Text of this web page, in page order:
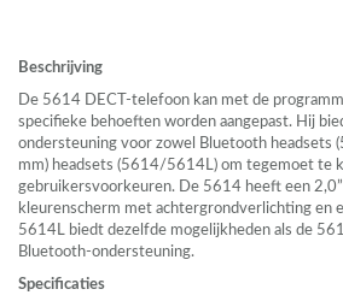
Beschrijving
De 5614 DECT -telefoon kan met de
specifieke behoeften worden aangepast. Hij
ondersteuning voor zowel Bluetooth headsets
mm) headsets (5614/5614L) om tegemoet te
gebruikersvoorkeuren. De 5614 heeft een
kleurenscherm met achtergrondverlichting en
5614L biedt dezelfde mogelijkheden als de
Bluetooth-ondersteuning.
Specificaties